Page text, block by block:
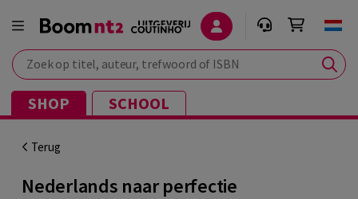
Zoek op titel, auteur, trefwoord of ISBN
SHOP SCHOOL
Terug
Nederlands naar perfectie